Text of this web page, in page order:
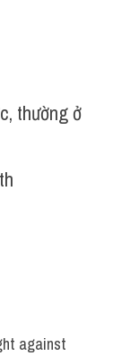
thường ở
against